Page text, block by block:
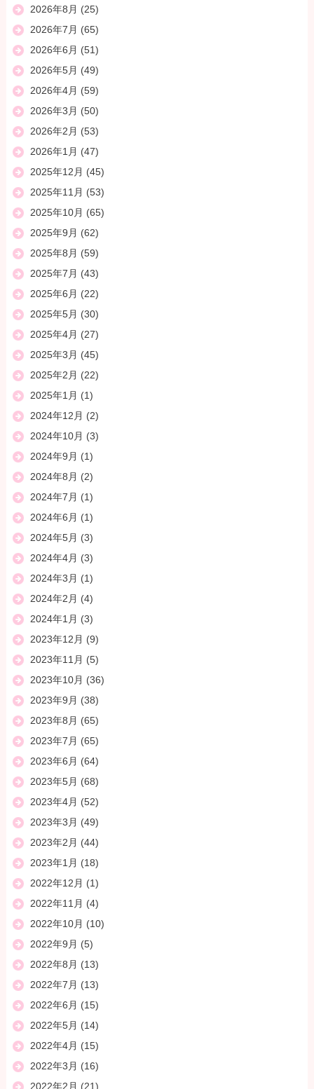
2026年8月 (25)
2026年7月 (65)
2026年6月 (51)
2026年5月 (49)
2026年4月 (59)
2026年3月 (50)
2026年2月 (53)
2026年1月 (47)
2025年12月 (45)
2025年11月 (53)
2025年10月 (65)
2025年9月 (62)
2025年8月 (59)
2025年7月 (43)
2025年6月 (22)
2025年5月 (30)
2025年4月 (27)
2025年3月 (45)
2025年2月 (22)
2025年1月 (1)
2024年12月 (2)
2024年10月 (3)
2024年9月 (1)
2024年8月 (2)
2024年7月 (1)
2024年6月 (1)
2024年5月 (3)
2024年4月 (3)
2024年3月 (1)
2024年2月 (4)
2024年1月 (3)
2023年12月 (9)
2023年11月 (5)
2023年10月 (36)
2023年9月 (38)
2023年8月 (65)
2023年7月 (65)
2023年6月 (64)
2023年5月 (68)
2023年4月 (52)
2023年3月 (49)
2023年2月 (44)
2023年1月 (18)
2022年12月 (1)
2022年11月 (4)
2022年10月 (10)
2022年9月 (5)
2022年8月 (13)
2022年7月 (13)
2022年6月 (15)
2022年5月 (14)
2022年4月 (15)
2022年3月 (16)
2022年2月 (21)